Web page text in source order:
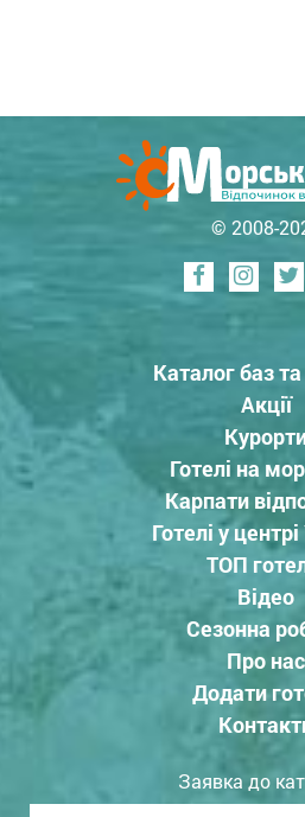
© 2008-
Каталог баз та
Акції
Готелі на
Карпати
Готелі у
ТОП
Відео
Сезонна
Про нас
Додати
Заявка до